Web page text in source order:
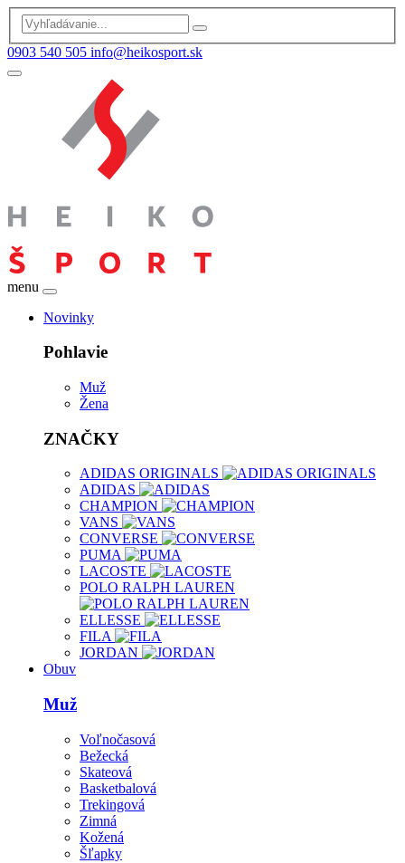
0903 540 505 info@heikosport.sk
menu
Novinky
Pohlavie
Muž
Žena
ZNAČKY
ADIDAS ORIGINALS
ADIDAS
CHAMPION
VANS
CONVERSE
PUMA
LACOSTE
POLO RALPH LAUREN
ELLESSE
FILA
JORDAN
Obuv
Muž
Voľnočasová
Bežecká
Skateová
Basketbalová
Trekingová
Zimná
Kožená
Šľapky